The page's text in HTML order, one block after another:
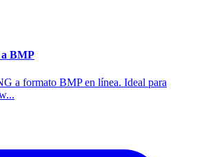
BMP
a formato BMP en línea. Ideal para